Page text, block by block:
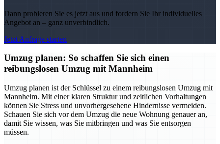
Dann probieren Sie es jetzt aus und fordern Sie Ihr individuelles
Angebot an – ganz unverbindlich.
Jetzt Anfrage starten
Umzug planen: So schaffen Sie sich einen
reibungslosen Umzug mit Mannheim
Umzug planen ist der Schlüssel zu einem reibungslosen Umzug mit
Mannheim. Mit einer klaren Struktur und zeitlichen Vorhaltungen
können Sie Stress und unvorhergesehene Hindernisse vermeiden.
Schauen Sie sich vor dem Umzug die neue Wohnung genauer an,
damit Sie wissen, was Sie mitbringen und was Sie entsorgen
müssen.